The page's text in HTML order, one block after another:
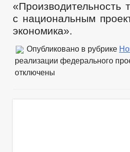
«Производительность
с национальным
экономика».
Опубликовано в рубрике
реализации федерального
отключены